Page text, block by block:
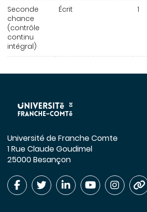
Seconde
chance
(contrôle
continu
intégral)
Écrit 1
Université de Franche Comte
1 Rue Claude Goudimel
25000 Besançon